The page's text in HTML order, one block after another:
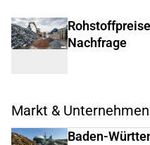
Nachfrage
Markt & Unternehmen
Baden-